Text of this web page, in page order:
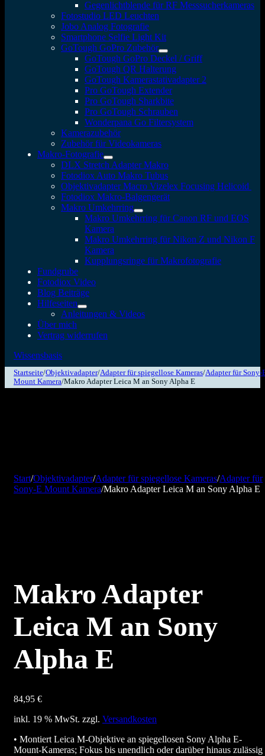
Gegenlichtblende für RF Messsucherkameras
Fotostudio LED Leuchten
Jobo Analog Fotografie
Smartphone Selfie Light Kit
GoTough GoPro Zubehör
GoTough GoPro Deckel / Griff
GoTough QR Halterung
GoTough Kamerastativadapter 2
Pro GoTough Extender
Pro GoTough Sharkbite
Pro GoTough Schrauben
Wonderpana Go Filtersystem
Kamerazubehör
Zubehör für Videokameras
Makro-Fotografie
DLX Stretch Adapter Makro
Fotodiox Auto Makro Tubus
Objektivadapter Macro Vizelex Focusing Helicoid
Fotodiox Makro-Balgengerät
Makro Umkehrring
Makro Umkehrring für Canon RF und EOS
Kamera
Makro Umkehrring für Nikon Z und Nikon F
Kamera
Kupplungsringe für Makrofotografie
Fundgrube
Fotodiox Video
Blog Beiträge
Hilfeseiten
Anleitungen & Videos
Über mich
Vertrag widerrufen
Wissensbasis
Startseite/Objektivadapter/Adapter für spiegellose Kameras/Adapter für Sony-
Mount Kamera/Makro Adapter Leica M an Sony Alpha E
Start/Objektivadapter/Adapter für spiegellose Kameras/Adapter für
Sony-E Mount Kamera/Makro Adapter Leica M an Sony Alpha E
Makro Adapter
Leica M an Sony
Alpha E
84,95 €
inkl. 19 % MwSt. zzgl. Versandkosten
• Montiert Leica M-Objektive an spiegellosen Sony Alpha E-
Mount-Kameras; Fokus bis unendlich oder darüber hinaus zulässig